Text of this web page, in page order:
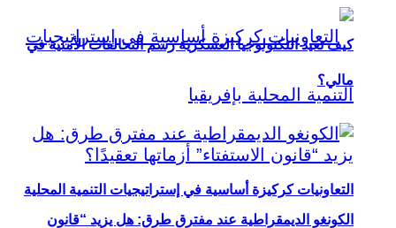
التعاونيات كركيزة أساسية في إستراتيجيات التنمية المحلية
كيف تعيد التكنولوجيا العسكرية رسم التحالفات الأمنية في
مالي؟
الكونغو الديمقراطية عند مفترق طرق: هل يزيد “قانون